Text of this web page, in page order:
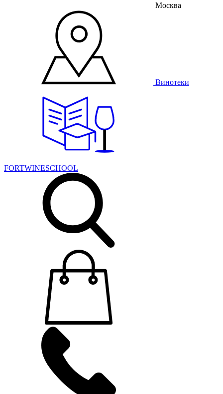
Москва
Винотеки
FORTWINESCHOOL